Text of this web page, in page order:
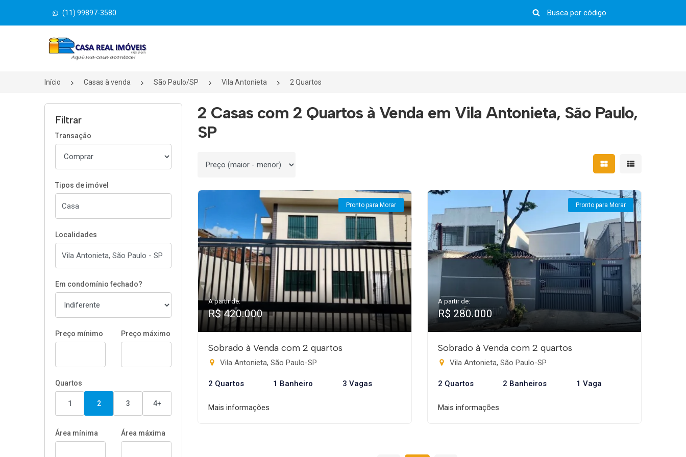
(11) 99897-3580
Página inicial
Início Casas à venda São Paulo/SP Vila Antonieta 2 Quartos
Filtrar
Transação
Tipos de imóvel
Localidades
Em condomínio fechado?
Preço mínimo Preço máximo
Quartos
1 2 3 4+
Área mínima Área máxima
2 Casas com 2 Quartos à Venda em Vila Antonieta, São Paulo,
SP
Ordenar por Mostrar resultados em
Mostrar
Pronto para Morar
A partir de:
R$ 420.000
Sobrado à Venda com 2 quartos
Vila Antonieta, São Paulo-SP
2 Quartos 1 Banheiro 3 Vagas
Mais informações
Pronto para Morar
A partir de:
R$ 280.000
Sobrado à Venda com 2 quartos
Vila Antonieta, São Paulo-SP
2 Quartos 2 Banheiros 1 Vaga
Mais informações